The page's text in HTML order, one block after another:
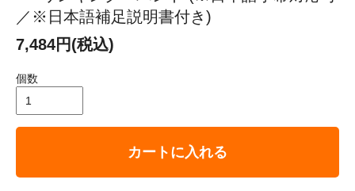
／※日本語補足説明書付き)
7,484円(税込)
個数
カートに入れる